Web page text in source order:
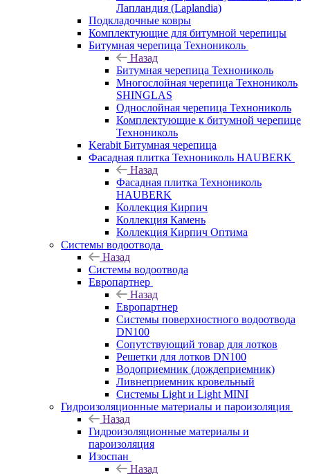
Лапландия (Laplandia)
Подкладочные ковры
Комплектующие для битумной черепицы
Битумная черепица Технониколь
Назад
Битумная черепица Технониколь
Многослойная черепица Технониколь
SHINGLAS
Однослойная черепица Технониколь
Комплектующие к битумной черепице
Технониколь
Kerabit Битумная черепица
Фасадная плитка Технониколь HAUBERK
Назад
Фасадная плитка Технониколь
HAUBERK
Кол​лекция Кирпич
Кол​лекция Камень
Коллекция Кирпич Оптима
Системы водоотвода
Назад
Системы водоотвода
Европартнер
Назад
Европартнер
Системы поверхностного водоотвода
DN100
Сопутствующий товар для лотков
Решетки для лотков DN100
Водоприемник (дождеприемник)
Ливнеприемник кровельный
Системы Light и Light MINI
Гидроизоляционные материалы и пароизоляция
Назад
Гидроизоляционные материалы и
пароизоляция
Изоспан
Назад